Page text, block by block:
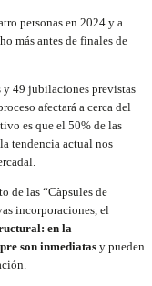
personas en 2024 y a
más antes de finales de
y 49 jubilaciones previstas
afectará a cerca del
es que el 50% de las
tendencia actual nos
de las “Càpsules de
incorporaciones, el
en la
son inmediatas y pueden